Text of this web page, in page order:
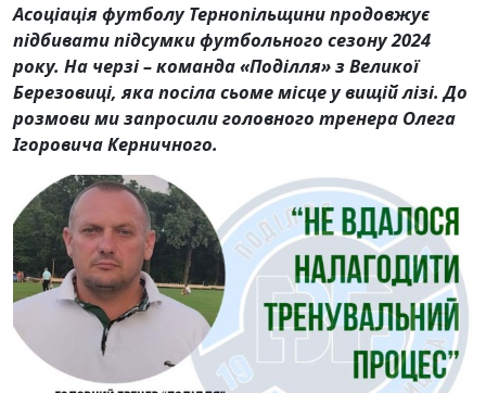
Асоціація футболу Тернопільщини продовжує
підбивати підсумки футбольного сезону 2024
року. На черзі – команда «Поділля» з Великої
Березовиці, яка посіла сьоме місце у вищій лізі. До
розмови ми запросили головного тренера Олега
Ігоровича Керничного.